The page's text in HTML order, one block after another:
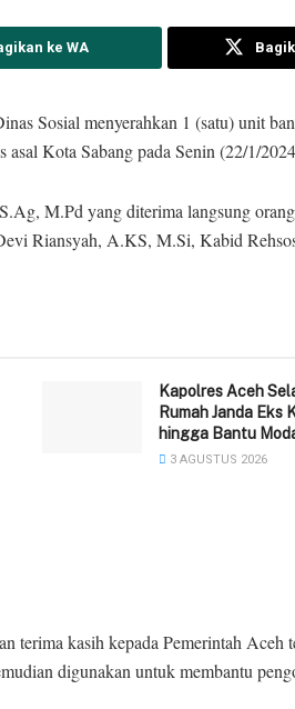
ke WA
Sosial menyerahkan 1 (satu) unit
Kota Sabang pada Senin (22/1/
M.Pd yang diterima langsung
Riansyah, A.KS, M.Si, Kabid
‎Kapolres Aceh
Rumah Janda Eks
hingga Bantu
3 AGUSTUS 2026
terima kasih kepada Pemerintah Aceh
digunakan untuk membantu